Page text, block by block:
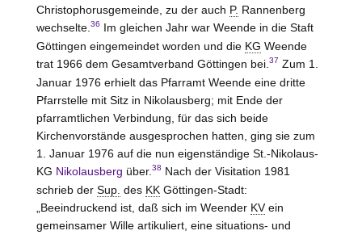
Christophorusgemeinde, zu der auch P. Rannenberg
wechselte. 36 Im gleichen Jahr war Weende in die Staft
Göttingen eingemeindet worden und die KG Weende
trat 1966 dem Gesamtverband Göttingen bei. 37 Zum 1.
Januar 1976 erhielt das Pfarramt Weende eine dritte
Pfarrstelle mit Sitz in Nikolausberg; mit Ende der
pfarramtlichen Verbindung, für das sich beide
Kirchenvorstände ausgesprochen hatten, ging sie zum
1. Januar 1976 auf die nun eigenständige St.-Nikolaus-
KG Nikolausberg über. 38 Nach der Visitation 1981
schrieb der Sup. des KKGöttingen-Stadt:
„Beeindruckend ist, daß sich im Weender KVein
gemeinsamer Wille artikuliert, eine situations- und